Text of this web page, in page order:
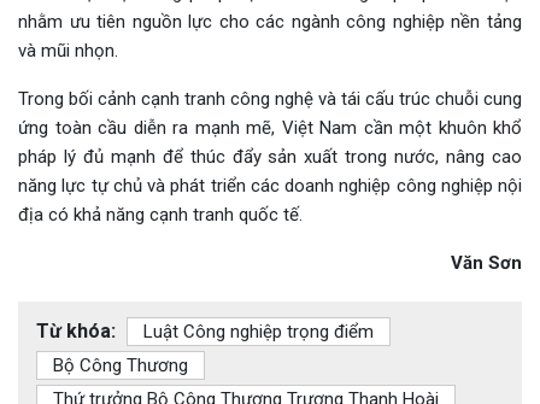
nhằm ưu tiên nguồn lực cho các ngành công nghiệp nền tảng
và mũi nhọn.
Trong bối cảnh cạnh tranh công nghệ và tái cấu trúc chuỗi cung
ứng toàn cầu diễn ra mạnh mẽ, Việt Nam cần một khuôn khổ
pháp lý đủ mạnh để thúc đẩy sản xuất trong nước, nâng cao
năng lực tự chủ và phát triển các doanh nghiệp công nghiệp nội
địa có khả năng cạnh tranh quốc tế.
Văn Sơn
Từ khóa:
Luật Công nghiệp trọng điểm
Bộ Công Thương
Thứ trưởng Bộ Công Thương Trương Thanh Hoài